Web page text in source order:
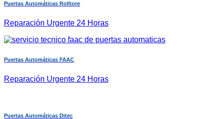
Puertas Automáticas Rolltore
Reparación Urgente 24 Horas
Puertas Automáticas FAAC
Reparación Urgente 24 Horas
Puertas Automáticas Ditec